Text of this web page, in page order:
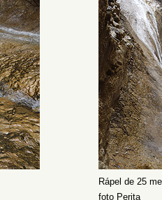
Rápel de 25
foto Perita